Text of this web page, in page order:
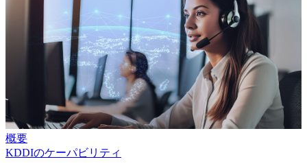
概要
KDDIのケーパビリティ